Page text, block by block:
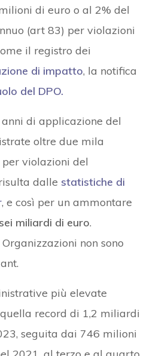
di euro o al 2% del
(art 83) per violazioni
il registro dei
di impatto, la notifica
del DPO.
di applicazione del
oltre due mila
violazioni del
dalle statistiche di
, e così per un ammontare
miliardi di euro.
non sono
più elevate
record di 1,2 miliardi
seguita dai 746 milioni